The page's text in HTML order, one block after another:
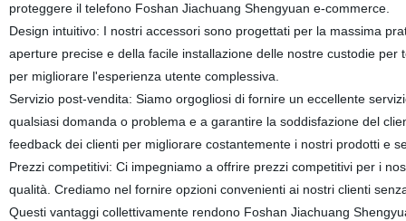
proteggere il telefono Foshan Jiachuang Shengyuan e-commerce.
Design intuitivo: I nostri accessori sono progettati per la massima
aperture precise e della facile installazione delle nostre custodie
per migliorare l'esperienza utente complessiva.
Servizio post-vendita: Siamo orgogliosi di fornire un eccellente
qualsiasi domanda o problema e a garantire la soddisfazione del
feedback dei clienti per migliorare costantemente i nostri prodotti e
Prezzi competitivi: Ci impegniamo a offrire prezzi competitivi per i
qualità. Crediamo nel fornire opzioni convenienti ai nostri clienti
Questi vantaggi collettivamente rendono Foshan Jiachuang